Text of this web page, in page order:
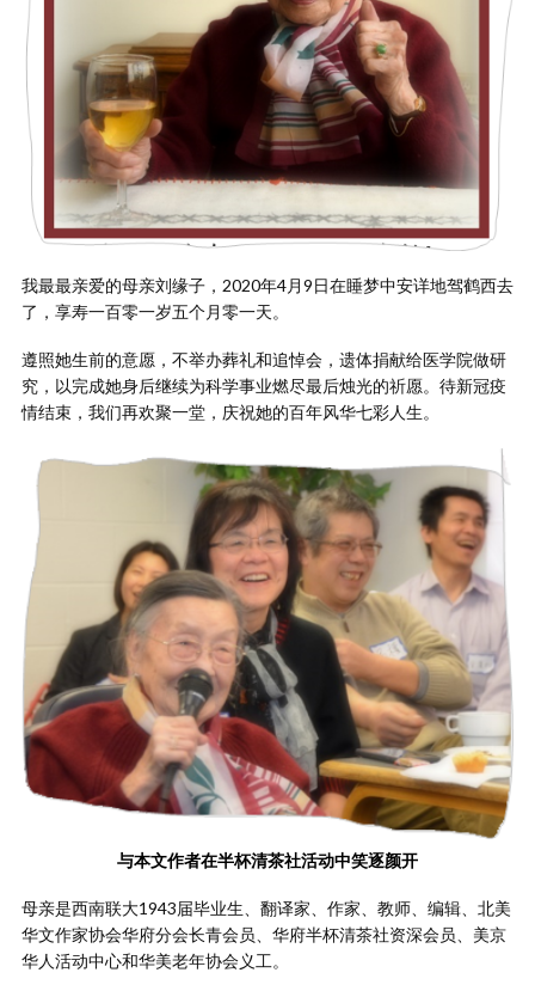
我最最亲爱的母亲刘缘子，2020年4月9日在睡梦中安详地驾鹤西去
了，享寿一百零一岁五个月零一天。
遵照她生前的意愿，不举办葬礼和追悼会，遗体捐献给医学院做研
究，以完成她身后继续为科学事业燃尽最后烛光的祈愿。待新冠疫
情结束，我们再欢聚一堂，庆祝她的百年风华七彩人生。
与本文作者在半杯清茶社活动中笑逐颜开
母亲是西南联大1943届毕业生、翻译家、作家、教师、编辑、北美
华文作家协会华府分会长青会员、华府半杯清茶社资深会员、美京
华人活动中心和华美老年协会义工。